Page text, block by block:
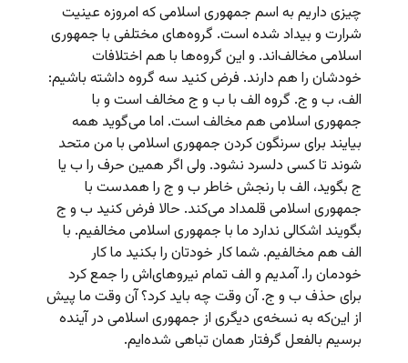
چیزی داریم به اسم جمهوری اسلامی که امروزه عینیت
شرارت و بیداد شده است. گروه‌های مختلفی با جمهوری
اسلامی مخالف‌اند. و این گروه‌ها با هم اختلافات
خودشان را هم دارند. فرض کنید سه گروه داشته باشیم:
الف، ب و ج. گروه الف با ب و ج مخالف است و با
جمهوری اسلامی هم مخالف است. اما می‌گوید همه
بیایند برای سرنگون کردن جمهوری اسلامی با من متحد
شوند تا کسی دلسرد نشود. ولی اگر همین حرف را ب یا
ج بگوید، الف با رنجش خاطر ب و ج را همدست با
جمهوری اسلامی قلمداد می‌کند. حالا فرض کنید ب و ج
بگویند اشکالی ندارد ما با جمهوری اسلامی مخالفیم. با
الف هم مخالفیم. شما کار خودتان را بکنید ما کار
خودمان را. آمدیم و الف تمام نیروهای‌اش را جمع کرد
برای حذف ب و ج. آن وقت چه باید کرد؟ آن وقت ما پیش
از این‌که به نسخه‌ی دیگری از جمهوری اسلامی در آینده
برسیم بالفعل گرفتار همان تباهی شده‌ایم.